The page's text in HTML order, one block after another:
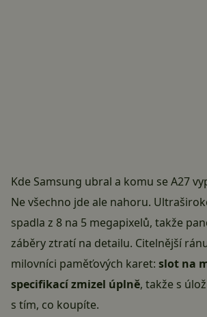
Kde Samsung ubral a komu se A27
Ne všechno jde ale nahoru.
spadla z 8 na 5 megapixelů, takže
záběry ztratí na detailu. Citelnější
milovníci paměťových karet: slot na
specifikací zmizel úplně, takže s
s tím, co koupíte.